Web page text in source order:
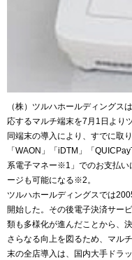
（株）ツルハホールディングス
応するマルチ端末を7月1日より
同端末の導入により、すでに取
「WAON」「iDTM」「
系電子マネー※1」でのお支払い
ージも可能になる※2。
ツルハホールディングスでは
開始した。その後電子決済サー
類も多様化が進んだことから、
さらなる向上を図るため、マル
末の全店導入は、国内大手ドラ